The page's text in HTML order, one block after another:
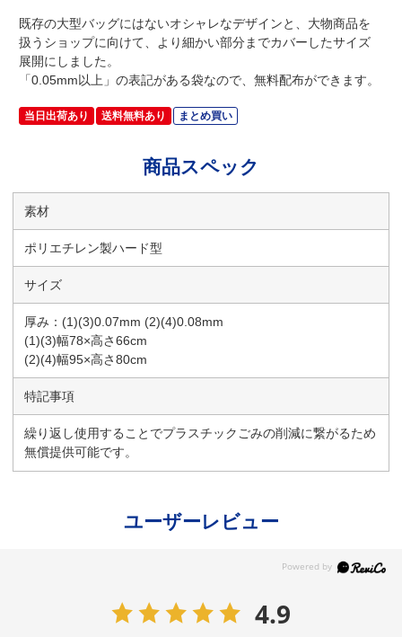
既存の大型バッグにはないオシャレなデザインと、大物商品を
扱うショップに向けて、より細かい部分までカバーしたサイズ
展開にしました。
「0.05mm以上」の表記がある袋なので、無料配布ができます。
当日出荷あり 送料無料あり まとめ買い
商品スペック
素材
ポリエチレン製ハード型
サイズ
厚み：(1)(3)0.07mm (2)(4)0.08mm
(1)(3)幅78×高さ66cm
(2)(4)幅95×高さ80cm
特記事項
繰り返し使用することでプラスチックごみの削減に繋がるため
無償提供可能です。
ユーザーレビュー
4.9